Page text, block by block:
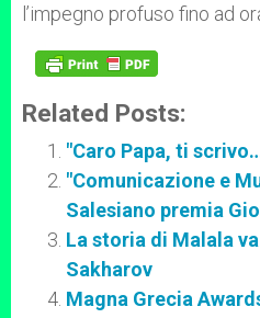
l’impegno profuso fino ad
Related Posts:
"Caro Papa, ti
"Comunicazione e
Salesiano premia
La storia di Malala
Sakharov
Magna Grecia